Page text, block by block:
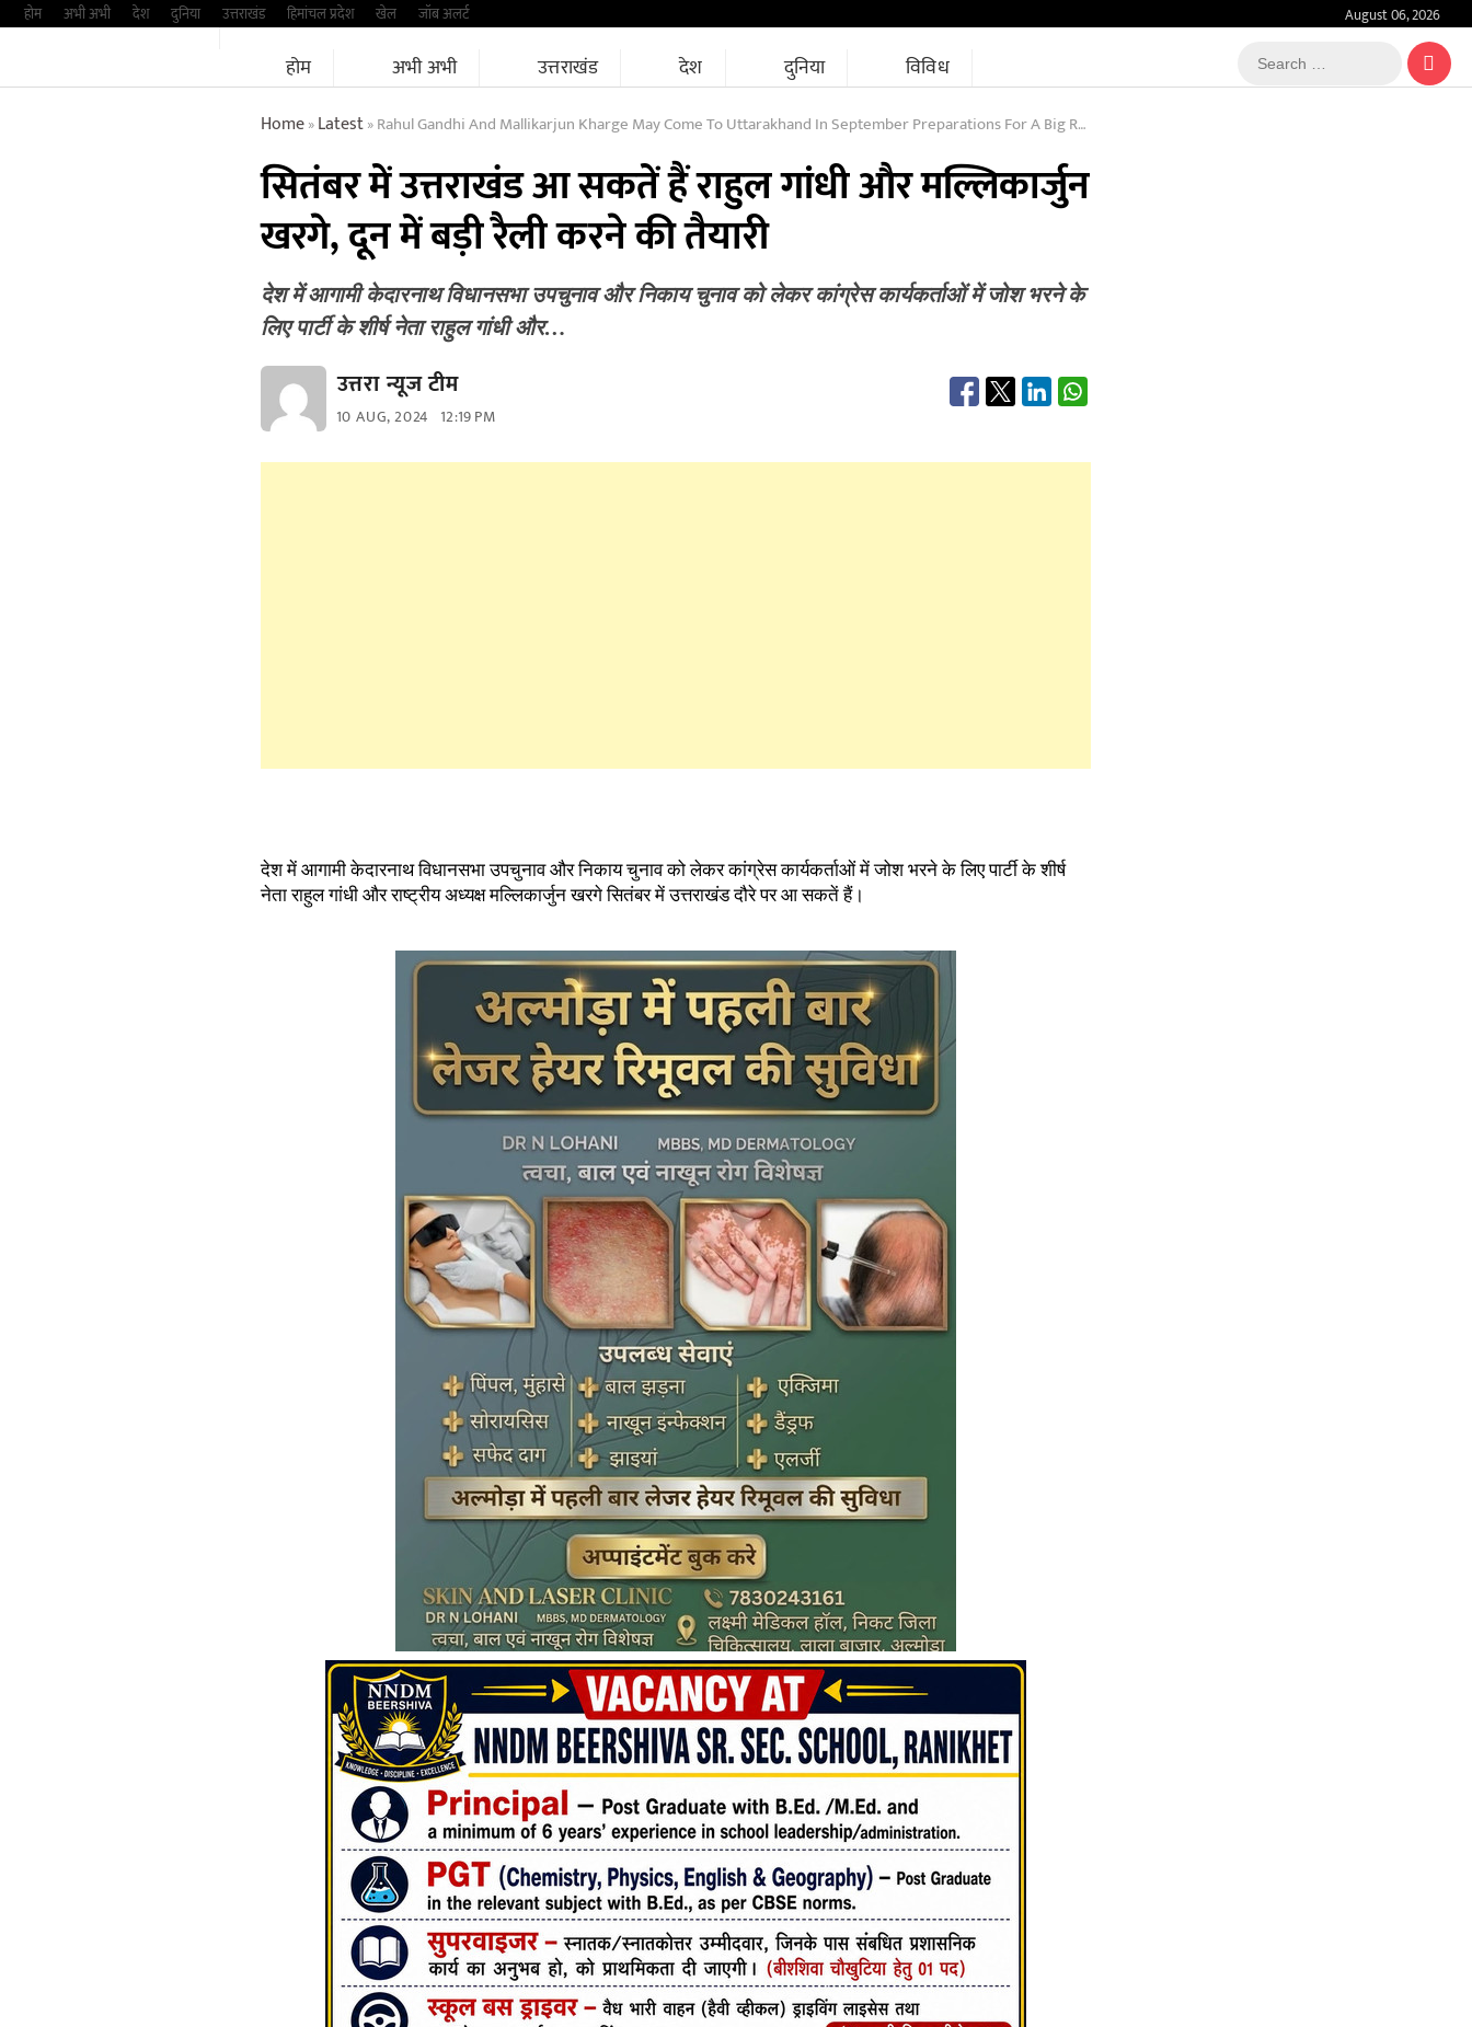
Skipहोम अभी अभी देश दुनिया उत्तराखंड हिमांचल प्रदेश खेल जॉब अलर्ट August 06, 2026
होम अभी अभी उत्तराखंड देश दुनिया विविध
Search
…
Home»Latest»Rahul Gandhi And Mallikarjun Kharge May Come To Uttarakhand In September Preparations For A Big Rally In Doon
सितंबर में उत्तराखंड आ सकतें हैं राहुल गांधी और मल्लिकार्जुन
खरगे, दून में बड़ी रैली करने की तैयारी
देश में आगामी केदारनाथ विधानसभा उपचुनाव और निकाय चुनाव को लेकर कांग्रेस कार्यकर्ताओं में जोश भरने के
लिए पार्टी के शीर्ष नेता राहुल गांधी और…
उत्तरा न्यूज टीम
10 AUG, 2024 12:19 PM
देश में आगामी केदारनाथ विधानसभा उपचुनाव और निकाय चुनाव को लेकर कांग्रेस कार्यकर्ताओं में जोश भरने के लिए पार्टी के शीर्ष
नेता राहुल गांधी और राष्ट्रीय अध्यक्ष मल्लिकार्जुन खरगे सितंबर में उत्तराखंड दौरे पर आ सकतें हैं।